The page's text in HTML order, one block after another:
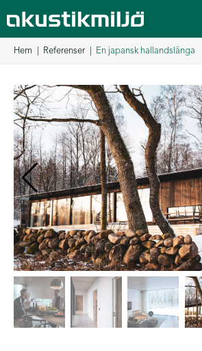
till
innehåll
Hem Referenser En japansk hallandslänga